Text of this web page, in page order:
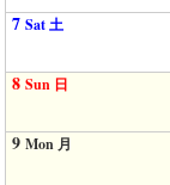
7 Sat 土
8 Sun 日
9 Mon 月